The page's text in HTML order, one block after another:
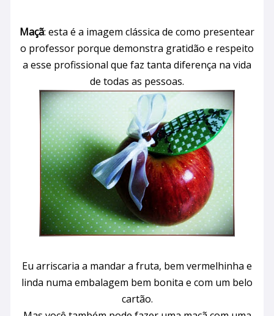
Maçã: esta é a imagem clássica de como presentear
o professor porque demonstra gratidão e respeito
a esse profissional que faz tanta diferença na vida
de todas as pessoas.
Eu arriscaria a mandar a fruta, bem vermelhinha e
linda numa embalagem bem bonita e com um belo
cartão.